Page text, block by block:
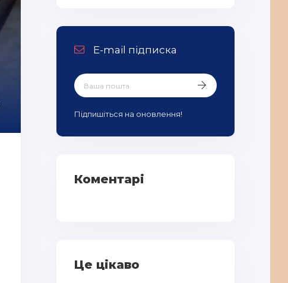
E-mail підписка
Підпишіться на оновлення!
Коментарі
Це цікаво